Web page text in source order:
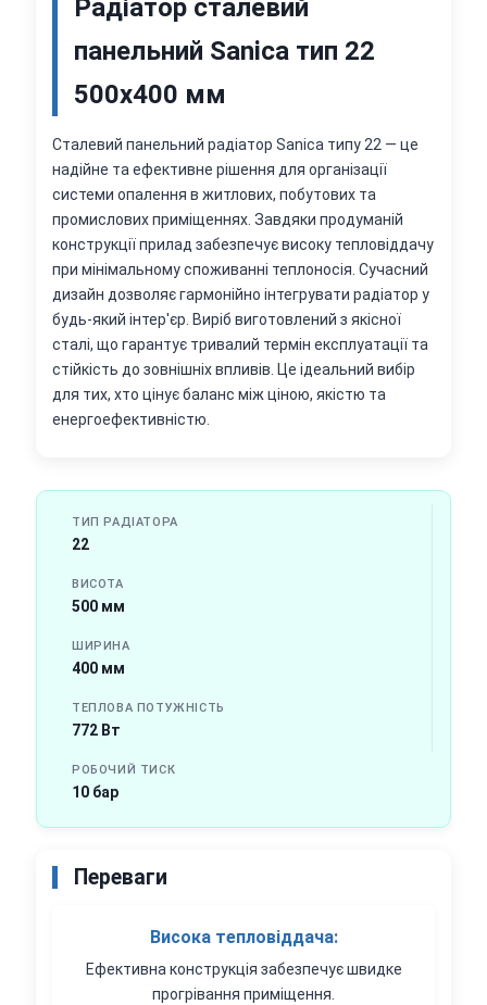
Радіатор сталевий
панельний Sanica тип 22
500х400 мм
Сталевий панельний радіатор Sanica типу 22 — це
надійне та ефективне рішення для організації
системи опалення в житлових, побутових та
промислових приміщеннях. Завдяки продуманій
конструкції прилад забезпечує високу тепловіддачу
при мінімальному споживанні теплоносія. Сучасний
дизайн дозволяє гармонійно інтегрувати радіатор у
будь-який інтер'єр. Виріб виготовлений з якісної
сталі, що гарантує тривалий термін експлуатації та
стійкість до зовнішніх впливів. Це ідеальний вибір
для тих, хто цінує баланс між ціною, якістю та
енергоефективністю.
ТИП РАДІАТОРА
22
ВИСОТА
500 мм
ШИРИНА
400 мм
ТЕПЛОВА ПОТУЖНІСТЬ
772 Вт
РОБОЧИЙ ТИСК
10 бар
Переваги
Висока тепловіддача:
Ефективна конструкція забезпечує швидке
прогрівання приміщення.